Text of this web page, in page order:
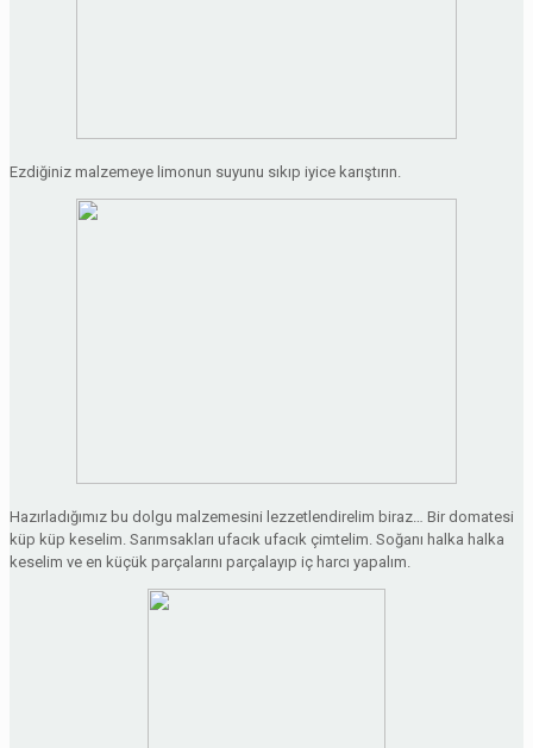
Ezdiğiniz malzemeye limonun suyunu sıkıp iyice karıştırın.
Hazırladığımız bu dolgu malzemesini lezzetlendirelim biraz… Bir domatesi
küp küp keselim. Sarımsakları ufacık ufacık çimtelim. Soğanı halka halka
keselim ve en küçük parçalarını parçalayıp iç harcı yapalım.